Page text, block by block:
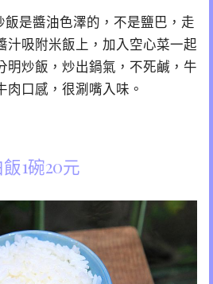
飯是醬油色澤的，不是鹽巴，走
汁吸附米飯上，加入空心菜一起
明炒飯，炒出鍋氣，不死鹹，牛
肉口感，很涮嘴入味。
1碗20元